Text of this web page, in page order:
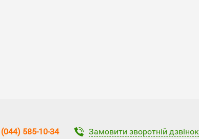
(044) 585-10-34 Замовити зворотній дзвінок